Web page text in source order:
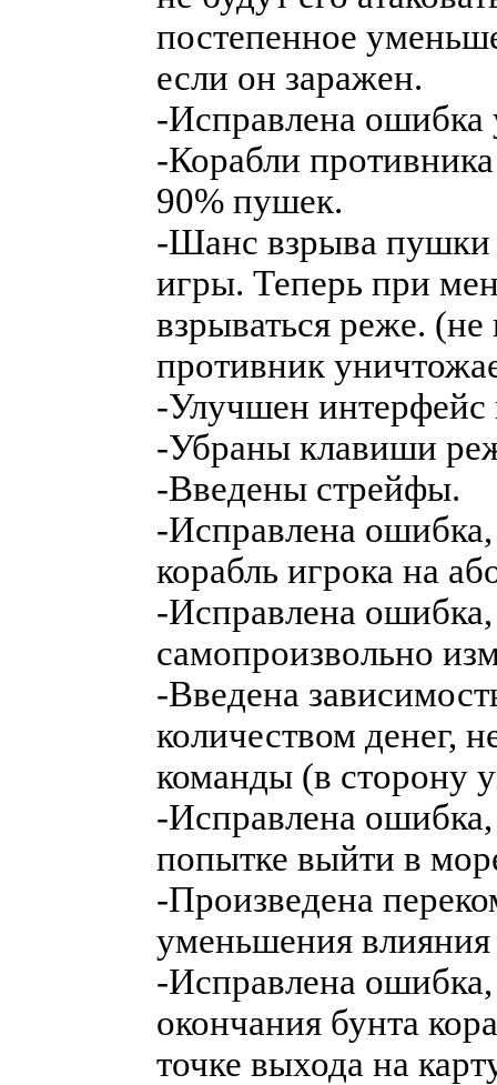
постепенное
если он заражен.
-Исправлена ошибка
-Корабли
90% пушек.
-Шанс взрыва пушки
игры. Теперь при
взрываться реже.
противник
-Улучшен интерфейс
-Убраны клавиши
-Введены стрейфы.
-Исправлена ошибка,
корабль игрока на
-Исправлена ошибка,
самопроизвольно
-Введена
количеством денег,
команды (в сторону
-Исправлена
попытке выйти в
-Произведена
уменьшения влияния
-Исправлена
окончания бунта
точке выхода на